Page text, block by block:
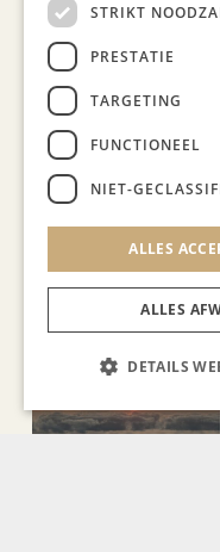
Recent nieuws
STRIKT
PRESTATIE
TARGETING
FUNCTIONEEL
NIET-
ALLES
ALLES
DETAILS